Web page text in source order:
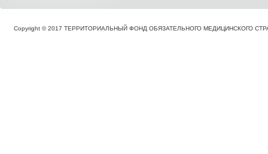
Copyright © 2017 ТЕРРИТОРИАЛЬНЫЙ ФОНД ОБЯЗАТЕЛЬНОГО МЕДИЦИНСКОГО